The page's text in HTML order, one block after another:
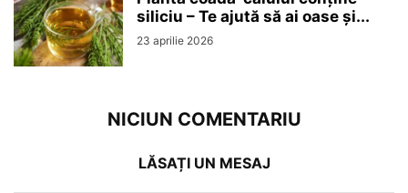
siliciu – Te ajută să ai oase și...
23 aprilie 2026
NICIUN COMENTARIU
LĂSAȚI UN MESAJ